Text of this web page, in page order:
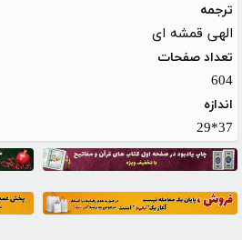
ترجمه
الهی قمشه ای
تعداد صفحات
604
اندازه
37*29